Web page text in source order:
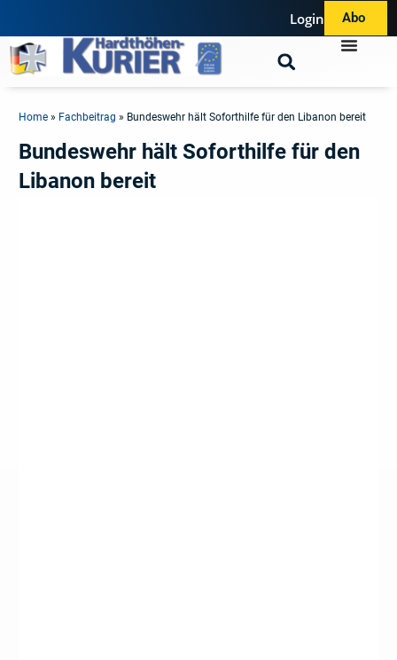
Login Abo
Home » Fachbeitrag » Bundeswehr hält Soforthilfe für den Libanon bereit
Bundeswehr hält Soforthilfe für den
Libanon bereit